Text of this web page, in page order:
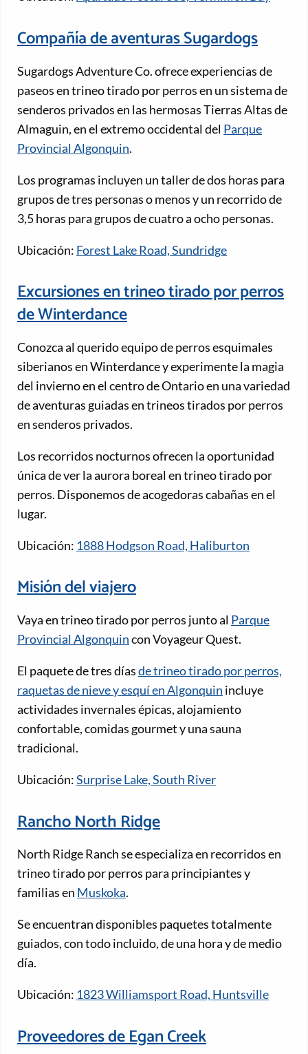
Compañía de aventuras Sugardogs
Sugardogs Adventure Co. ofrece experiencias de
paseos en trineo tirado por perros en un sistema de
senderos privados en las hermosas Tierras Altas de
Almaguin, en el extremo occidental del Parque
Provincial Algonquin.
Los programas incluyen un taller de dos horas para
grupos de tres personas o menos y un recorrido de
3,5 horas para grupos de cuatro a ocho personas.
Ubicación: Forest Lake Road, Sundridge
Excursiones en trineo tirado por perros
de Winterdance
Conozca al querido equipo de perros esquimales
siberianos en Winterdance y experimente la magia
del invierno en el centro de Ontario en una variedad
de aventuras guiadas en trineos tirados por perros
en senderos privados.
Los recorridos nocturnos ofrecen la oportunidad
única de ver la aurora boreal en trineo tirado por
perros. Disponemos de acogedoras cabañas en el
lugar.
Ubicación: 1888 Hodgson Road, Haliburton
Misión del viajero
Vaya en trineo tirado por perros junto al Parque
Provincial Algonquincon Voyageur Quest.
El paquete de tres díasde trineo tirado por perros,
raquetas de nieve y esquí en Algonquin incluye
actividades invernales épicas, alojamiento
confortable, comidas gourmet y una sauna
tradicional.
Ubicación:Surprise Lake, South River
Rancho North Ridge
North Ridge Ranch se especializa en recorridos en
trineo tirado por perros para principiantes y
familias en Muskoka.
Se encuentran disponibles paquetes totalmente
guiados, con todo incluido, de una hora y de medio
día.
Ubicación: 1823 Williamsport Road, Huntsville
Proveedores de Egan Creek